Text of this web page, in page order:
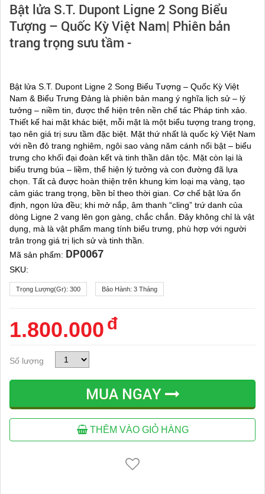
Bật lửa S.T. Dupont Ligne 2 Song Biểu
Tượng – Quốc Kỳ Việt Nam| Phiên bản
trang trọng sưu tầm -
Bật lửa S.T. Dupont Ligne 2 Song Biểu Tượng – Quốc Kỳ Việt
Nam & Biểu Trưng Đảng là phiên bản mang ý nghĩa lịch sử – lý
tưởng – niềm tin, được thể hiện trên nền chế tác Pháp tinh xảo.
Thiết kế hai mặt khác biệt, mỗi mặt là một biểu tượng trang trọng,
tạo nên giá trị sưu tầm đặc biệt. Mặt thứ nhất là quốc kỳ Việt Nam
với nền đỏ trang nghiêm, ngôi sao vàng năm cánh nổi bật – biểu
trưng cho khối đại đoàn kết và tinh thần dân tộc. Mặt còn lại là
biểu trưng búa – liềm, thể hiện lý tưởng và con đường đã lựa
chọn. Tất cả được hoàn thiện trên khung kim loại mạ vàng, tạo
cảm giác trang trọng, bền bỉ theo thời gian. Cơ chế bật lửa ổn
định, ngọn lửa đều; khi mở nắp, âm thanh “cling” trứ danh của
dòng Ligne 2 vang lên gọn gàng, chắc chắn. Đây không chỉ là vật
dụng, mà là vật phẩm mang tính biểu trưng, phù hợp với người
trân trọng giá trị lịch sử và tinh thần.
Mã sản phẩm: DP0067
SKU:
Trọng Lượng(gr): 300 Bảo Hành: 3 Tháng
1.800.000 đ
Số lượng
MUA NGAY
THÊM VÀO GIỎ HÀNG